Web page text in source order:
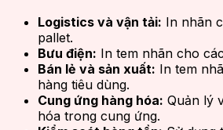
Logistics và vận tải: In nhãn
pallet.
Bưu điện: In tem nhãn cho
Bán lẻ và sản xuất: In tem
hàng tiêu dùng.
Cung ứng hàng hóa: Quản lý
hóa trong cung ứng.